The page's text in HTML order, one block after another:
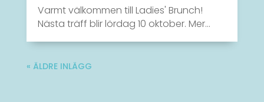
Varmt välkommen till Ladies' Brunch!
Nästa träff blir lördag 10 oktober. Mer...
« ÄLDRE INLÄGG